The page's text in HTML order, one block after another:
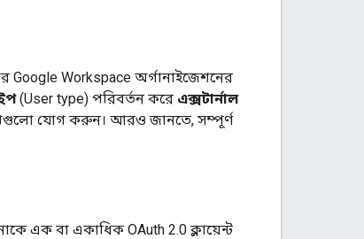
Workspace অর্গানাইজেশনের
(User type) পরিবর্তন করে এক্সটার্নাল
যোগ করুন। আরও জানতে, সম্পূর্ণ
এক বা একাধিক OAuth 2.0 ক্লায়েন্ট